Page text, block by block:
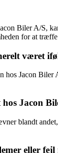
Biler A/S,
for at
været
hos Jacon
Jacon
blandt
eller